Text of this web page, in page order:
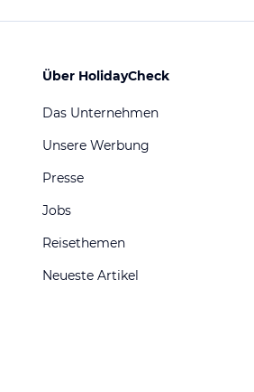
Über HolidayCheck
Das Unternehmen
Unsere Werbung
Presse
Jobs
Reisethemen
Neueste Artikel